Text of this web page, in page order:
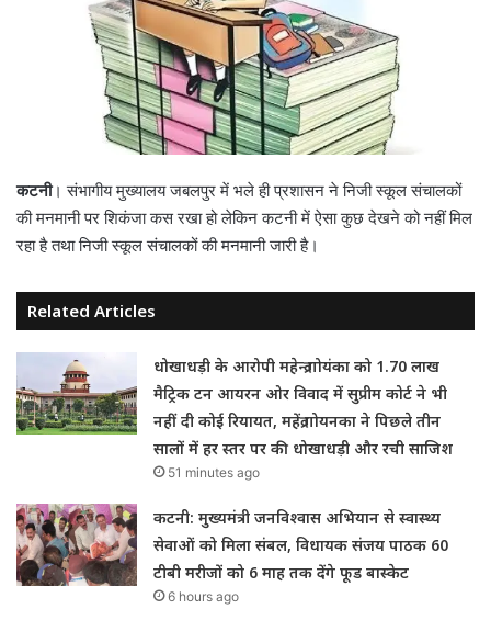
कटनी। संभागीय मुख्यालय जबलपुर में भले ही प्रशासन ने निजी स्कूल संचालकों
की मनमानी पर शिकंजा कस रखा हो लेकिन कटनी में ऐसा कुछ देखने को नहीं मिल
रहा है तथा निजी स्कूल संचालकों की मनमानी जारी है।
Related Articles
धोखाधड़ी के आरोपी महेन्द्र गोयंका को 1.70 लाख
मैट्रिक टन आयरन ओर विवाद में सुप्रीम कोर्ट ने भी
नहीं दी कोई रियायत, महेंद्र गोयनका ने पिछले तीन
सालों में हर स्तर पर की धोखाधड़ी और रची साजिश
51 minutes ago
कटनी: मुख्यमंत्री जनविश्वास अभियान से स्वास्थ्य
सेवाओं को मिला संबल, विधायक संजय पाठक 60
टीबी मरीजों को 6 माह तक देंगे फूड बास्केट
6 hours ago